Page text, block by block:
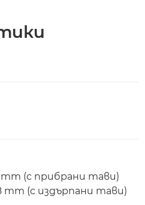
mm (с прибрани тави)
mm (с издърпани тави)